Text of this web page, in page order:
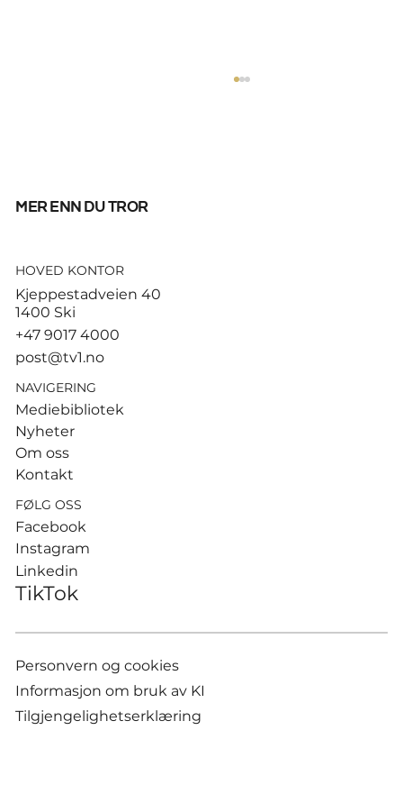
God start for de norske
Hamburg
mer enn du tror
HOVED KONTOR
Kjeppestadveien 40
1400 Ski
+47 9017 4000
post@tv1.no
NAVIGERING
Mediebibliotek
Nyheter
Om oss
Kontakt
FØLG OSS
Facebook
Instagram
Linkedin
TikTok
Personvern og cookies
Informasjon om bruk av KI
Tilgjengelighetserklæring